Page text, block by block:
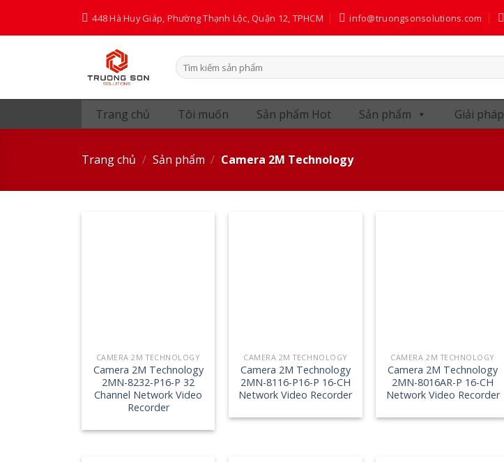
448 Hà Huy Giáp, Phường Thạnh Lộc, Quận 12, TPHCM info@truongsonsolutions.com
Tìm
kiếm:
Trang chủ Tôi muốn Sản phẩm Hot Sản phẩm Giải pháp
Trang chủ / Sản phẩm / Camera 2M Technology
CAMERA 2M TECHNOLOGY
Camera 2M Technology
2MN-8232-P16-P 32
Channel Network Video
Recorder
CAMERA 2M TECHNOLOGY
Camera 2M Technology
2MN-8116-P16-P 16-CH
Network Video Recorder
CAMERA 2M TECHNOLOGY
Camera 2M Technology
2MN-8016AR-P 16-CH
Network Video Recorder